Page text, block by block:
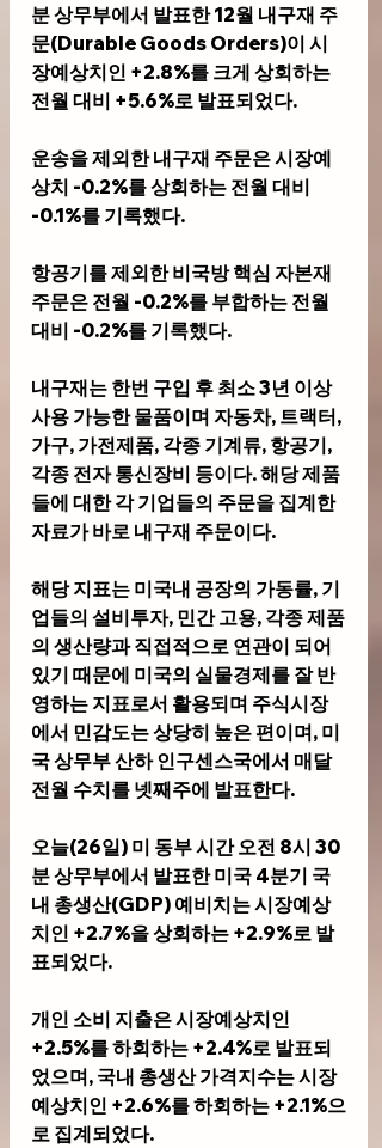
분 상무부에서 발표한 12월 내구재 주
문(Durable Goods Orders)이 시
장예상치인 +2.8%를 크게 상회하는
전월 대비 +5.6%로 발표되었다.
운송을 제외한 내구재 주문은 시장예
상치 -0.2%를 상회하는 전월 대비
-0.1%를 기록했다.
항공기를 제외한 비국방 핵심 자본재
주문은 전월 -0.2%를 부합하는 전월
대비 -0.2%를 기록했다.
내구재는 한번 구입 후 최소 3년 이상
사용 가능한 물품이며 자동차, 트랙터,
가구, 가전제품, 각종 기계류, 항공기,
각종 전자 통신장비 등이다. 해당 제품
들에 대한 각 기업들의 주문을 집계한
자료가 바로 내구재 주문이다.
해당 지표는 미국내 공장의 가동률, 기
업들의 설비투자, 민간 고용, 각종 제품
의 생산량과 직접적으로 연관이 되어
있기 때문에 미국의 실물경제를 잘 반
영하는 지표로서 활용되며 주식시장
에서 민감도는 상당히 높은 편이며, 미
국 상무부 산하 인구센스국에서 매달
전월 수치를 넷째주에 발표한다.
오늘(26일) 미 동부 시간 오전 8시 30
분 상무부에서 발표한 미국 4분기 국
내 총생산(GDP) 예비치는 시장예상
치인 +2.7%을 상회하는 +2.9%로 발
표되었다.
개인 소비 지출은 시장예상치인
+2.5%를 하회하는 +2.4%로 발표되
었으며, 국내 총생산 가격지수는 시장
예상치인 +2.6%를 하회하는 +2.1%으
로 집계되었다.